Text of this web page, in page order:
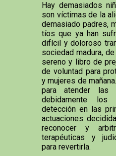
Hay demasiados
son víctimas de la
demasiado padres,
tíos que ya han
difícil y doloroso
sociedad madura,
sereno y libro de
de voluntad para
y mujeres de
para atender las
debidamente
detección en las
actuaciones
reconocer y
terapéuticas y
para revertirla.